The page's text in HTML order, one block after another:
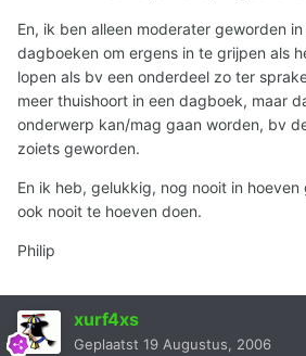
En, ik ben alleen moderater geworden
dagboeken om ergens in te grijpen als
lopen als bv een onderdeel zo ter
meer thuishoort in een dagboek, maar
onderwerp kan/mag gaan worden, bv
zoiets geworden.
En ik heb, gelukkig, nog nooit in
ook nooit te hoeven doen.
Philip
xurf4xs
Geplaatst 19 Augustus, 2006